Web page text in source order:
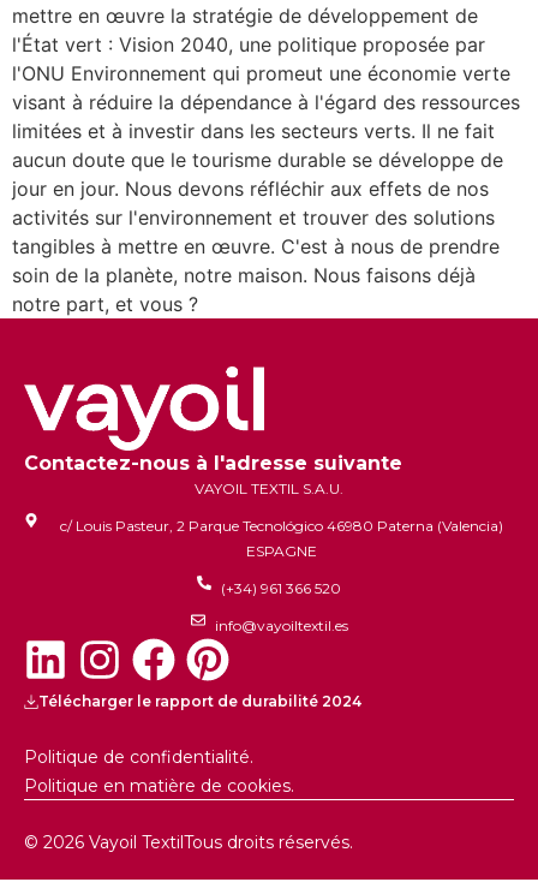
mettre en œuvre la stratégie de développement de
l'État vert : Vision 2040, une politique proposée par
l'ONU Environnement qui promeut une économie verte
visant à réduire la dépendance à l'égard des ressources
limitées et à investir dans les secteurs verts. Il ne fait
aucun doute que le tourisme durable se développe de
jour en jour. Nous devons réfléchir aux effets de nos
activités sur l'environnement et trouver des solutions
tangibles à mettre en œuvre. C'est à nous de prendre
soin de la planète, notre maison. Nous faisons déjà
notre part, et vous ?
Contactez-nous à l'adresse suivante
VAYOIL TEXTIL S.A.U.
c/ Louis Pasteur, 2 Parque Tecnológico 46980 Paterna (Valencia)
ESPAGNE
(+34) 961 366 520
info@vayoiltextil.es
Télécharger le rapport de durabilité 2024
Politique de confidentialité.
Politique en matière de cookies.
© 2026 Vayoil TextilTous droits réservés.